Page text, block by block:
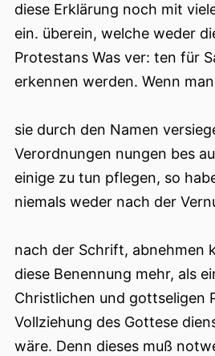
diese Erklärung noch mit
ein. überein, welche weder
Protestans Was ver: ten für
erkennen werden. Wenn
sie durch den Namen
Verordnungen nungen bes
einige zu tun pflegen, so
niemals weder nach der
nach der Schrift, abnehmen
diese Benennung mehr, als
Christlichen und gottseligen
Vollziehung des Gottese
wäre. Denn dieses muß